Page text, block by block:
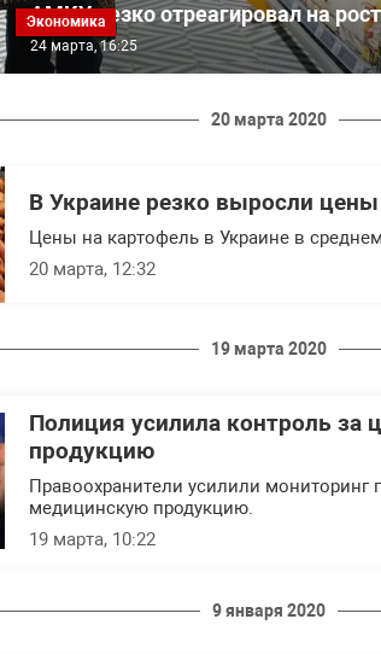
Экономика
АМКУ резко отреагировал на
24 марта, 16:25
20 марта 2020
В Украине резко выросли
Цены на картофель в Украине в
20 марта, 12:32
19 марта 2020
Полиция усилила контроль за
продукцию
Правоохранители усилили мониторинг
медицинскую продукцию.
19 марта, 10:22
9 января 2020